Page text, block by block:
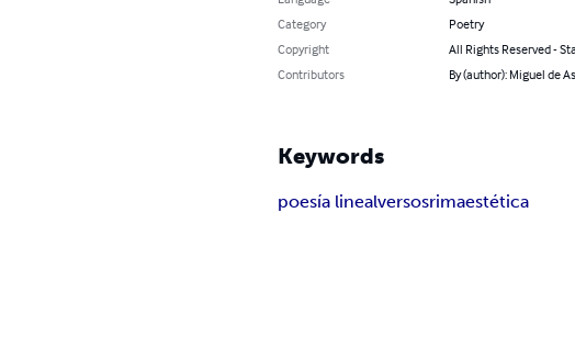
Category
Poetry
Copyright
All Rights Reserved -
Contributors
By (author): Miguel de
Keywords
poesía linealversosrimaestética